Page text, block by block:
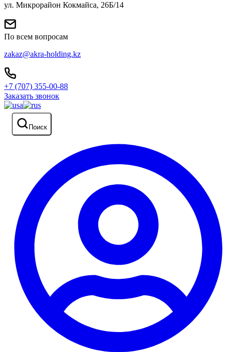
ул. Микрорайон Кокмайса, 26Б/14
По всем вопросам
zakaz@akra-holding.kz
+7 (707) 355-00-88
Заказать звонок
Поиск